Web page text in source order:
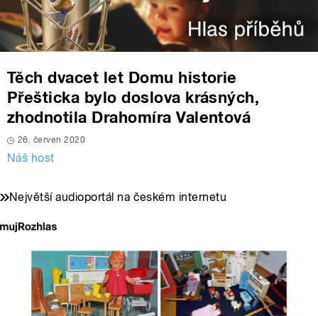
Těch dvacet let Domu historie
Přešticka bylo doslova krásných,
zhodnotila Drahomíra Valentová
26. červen 2020
Náš host
Největší audioportál na českém internetu